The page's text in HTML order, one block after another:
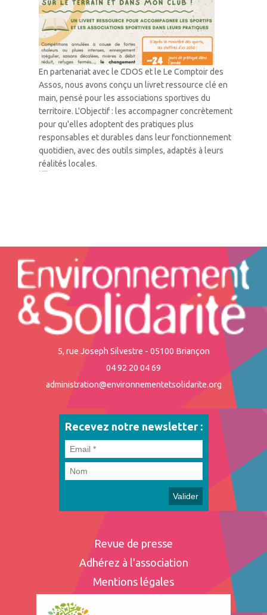
En partenariat avec le CDOS et le Le Comptoir des
Assos, nous avons conçu un livret ressource clé en
main, pensé pour les associations sportives du
territoire. L'Objectif : les accompagner concrètement
pour qu'elles adoptent des pratiques plus
responsables et durables dans leur fonctionnement
quotidien, avec des outils simples, adaptés à leurs
réalités locales.
5, rue Joseph Silvestre - 05100 Briançon
04 92 20 04 69
administration@environnementetsolidarite.org
Recevez notre newsletter :
Revue de presse
Adhérez à l'association
Mentions légales